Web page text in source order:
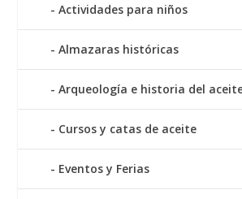
Actividades para niños
Almazaras históricas
Arqueología e historia del
Cursos y catas de aceite
Eventos y Ferias